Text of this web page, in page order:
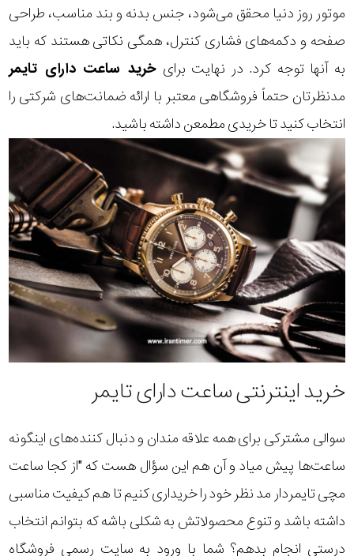
موتور روز دنیا محقق می‌شود، جنس بدنه و بند مناسب، طراحی
صفحه و دکمه‌های فشاری کنترل، همگی نکاتی هستند که باید
به آنها توجه کرد. در نهایت برای خرید ساعت دارای تایمر
مدنظرتان حتماً فروشگاهی معتبر با ارائه ضمانت‌های شرکتی را
انتخاب کنید تا خریدی مطمعن داشته باشید.
خرید اینترنتی ساعت دارای تایمر
سوالی مشترکی برای همه علاقه مندان و دنبال کننده‌های اینگونه
ساعت‌ها پیش میاد و آن هم این سؤال هست که "از کجا ساعت
مچی تایمردار مد نظر خود را خریداری کنیم تا هم کیفیت مناسبی
داشته باشد و تنوع محصولاتش به شکلی باشه که بتوانم انتخاب
درستی انجام بدهم؟ شما با ورود به سایت رسمی فروشگاه